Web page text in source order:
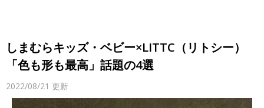
しまむらキッズ・ベビー×LITTC（リトシー）
「色も形も最高」話題の4選
2022/08/21 更新